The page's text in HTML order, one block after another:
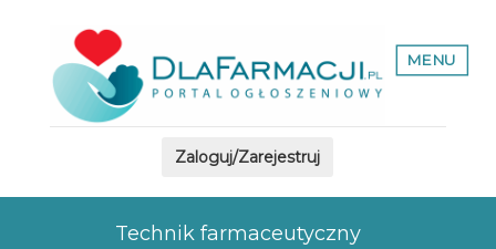
MENU
Zaloguj/Zarejestruj
Technik farmaceutyczny